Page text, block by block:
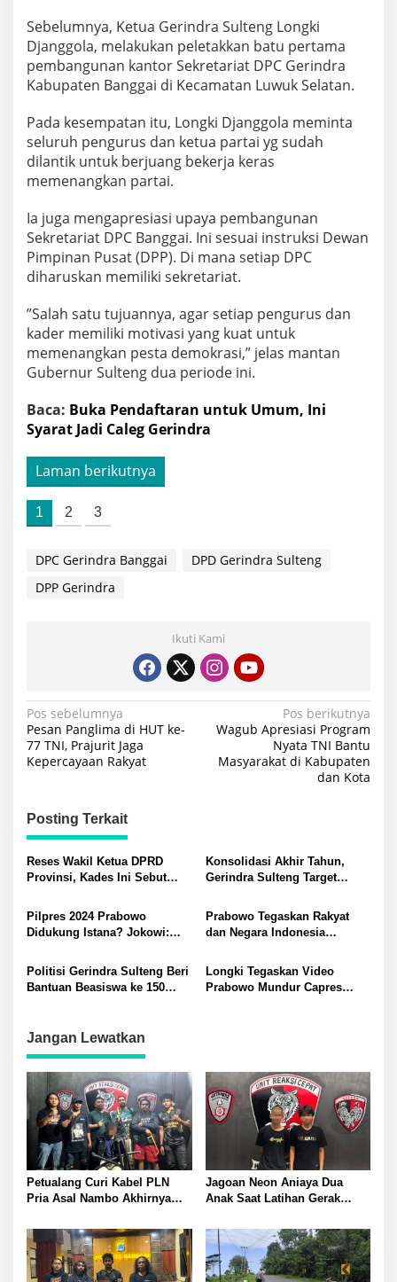
Sebelumnya, Ketua Gerindra Sulteng Longki
Djanggola, melakukan peletakkan batu pertama
pembangunan kantor Sekretariat DPC Gerindra
Kabupaten Banggai di Kecamatan Luwuk Selatan.
Pada kesempatan itu, Longki Djanggola meminta
seluruh pengurus dan ketua partai yg sudah
dilantik untuk berjuang bekerja keras
memenangkan partai.
Ia juga mengapresiasi upaya pembangunan
Sekretariat DPC Banggai. Ini sesuai instruksi Dewan
Pimpinan Pusat (DPP). Di mana setiap DPC
diharuskan memiliki sekretariat.
”Salah satu tujuannya, agar setiap pengurus dan
kader memiliki motivasi yang kuat untuk
memenangkan pesta demokrasi,” jelas mantan
Gubernur Sulteng dua periode ini.
Baca: Buka Pendaftaran untuk Umum, Ini
Syarat Jadi Caleg Gerindra
Laman berikutnya
1 2 3
DPC Gerindra Banggai
DPD Gerindra Sulteng
DPP Gerindra
Ikuti Kami
Navigasi
pos
Pos sebelumnya
Pesan Panglima di HUT ke-
77 TNI, Prajurit Jaga
Kepercayaan Rakyat
Pos berikutnya
Wagub Apresiasi Program
Nyata TNI Bantu
Masyarakat di Kabupaten
dan Kota
Posting Terkait
Reses Wakil Ketua DPRD
Provinsi, Kades Ini Sebut
Dirasakan
Konsolidasi Akhir Tahun,
Gerindra Sulteng Target
Pilpres 2024 Prabowo
Didukung Istana? Jokowi:
Mendukung Beliau
Prabowo Tegaskan Rakyat
dan Negara Indonesia
Politisi Gerindra Sulteng Beri
Bantuan Beasiswa ke 150
Longki Tegaskan Video
Prabowo Mundur Capres
Jangan Lewatkan
Petualang Curi Kabel PLN
Pria Asal Nambo Akhirnya
Jagoan Neon Aniaya Dua
Anak Saat Latihan Gerak
Polresta Banggai